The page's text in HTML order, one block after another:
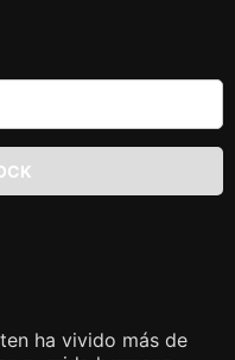
ha vivido más de